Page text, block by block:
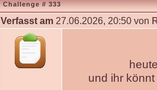
Challenge # 333
Verfasst am 27.06.2026, 20:50 von
und ihr